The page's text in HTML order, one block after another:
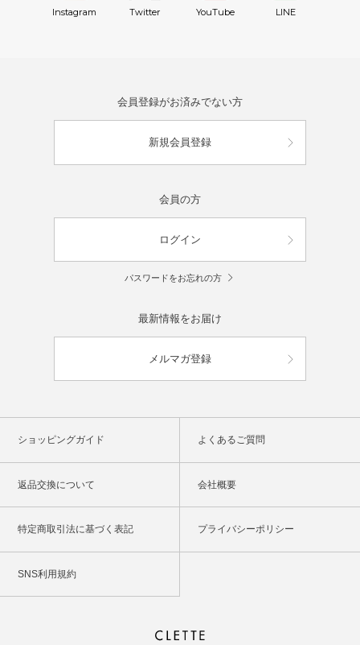
Instagram Twitter YouTube LINE
会員登録がお済みでない方
新規会員登録
会員の方
ログイン
パスワードをお忘れの方
最新情報をお届け
メルマガ登録
ショッピングガイド よくあるご質問
返品交換について 会社概要
特定商取引法に基づく表記 プライバシーポリシー
SNS利用規約